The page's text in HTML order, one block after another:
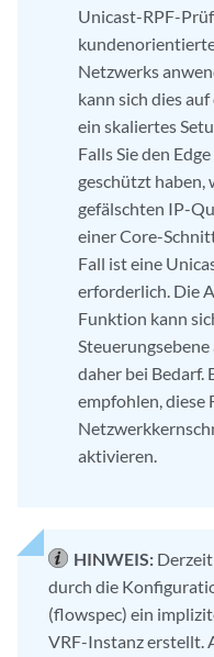
Unicast-RPF-
Netzwerks
kann sich dies
ein skaliertes
Falls Sie den
geschützt haben,
gefälschten IP-
einer Core-
Fall ist eine
erforderlich. Die
Funktion kann
daher bei Bedarf.
empfohlen, diese
aktivieren.
HINWEIS:
durch die
(flowspec) ein
VRF-Instanz erstellt.